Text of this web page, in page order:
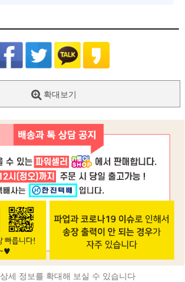
확대보기
상세 정보를 확대해 보실 수 있습니다